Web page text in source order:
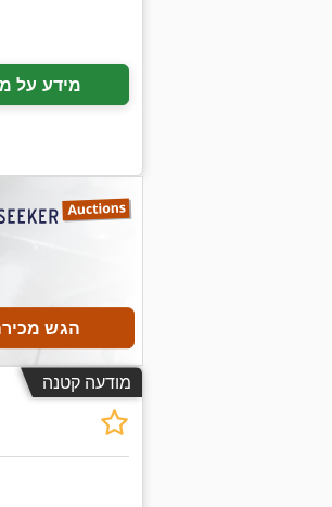
מידע על
הגש
מודעה קטנה